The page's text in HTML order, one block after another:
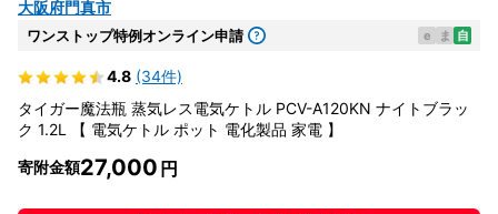
大阪府門真市
ワンストップ特例オンライン申請 e ま 自
4.8 (34件)
タイガー魔法瓶 蒸気レス電気ケトル PCV-A120KN ナイトブラッ
ク 1.2L 【 電気ケトル ポット 電化製品 家電 】
寄附金額27,000